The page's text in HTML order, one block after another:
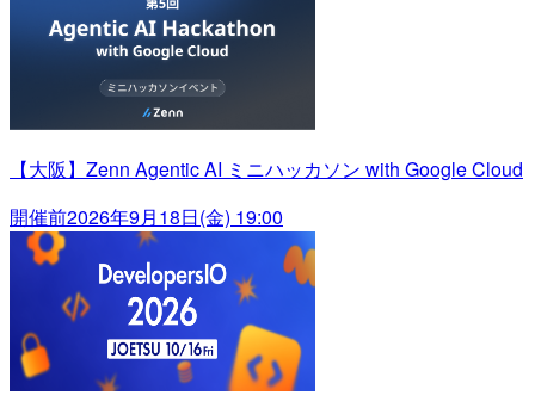
【大阪】Zenn Agentic AI ミニハッカソン with Google Cloud
開催前2026年9月18日(金) 19:00